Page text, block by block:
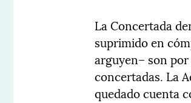
La Concertada
suprimido en
arguyen– son
concertadas. La
quedado cuenta